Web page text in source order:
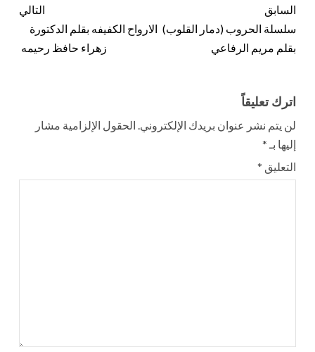
السابق
سلسلة الحروب (دمار القلوب)
بقلم مريم الرفاعي
التالي
الارواح الكفيفه بقلم الدكتورة
زهراء حافظ رحيمه
اترك تعليقاً
لن يتم نشر عنوان بريدك الإلكتروني. الحقول الإلزامية مشار
إليها بـ *
التعليق *